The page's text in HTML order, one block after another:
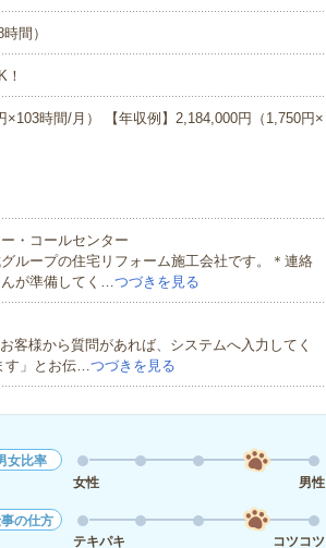
間）
時間/月） 【年収例】2,184,000円（1,750円×
・コールセンター
ループの住宅リフォーム施工会社です。＊連絡
が準備してく…つづきを見る
様から質問があれば、システムへ入力してく
す」とお伝…つづきを見る
女比率
女性
男性
の仕方
テキパキ
コツコツ